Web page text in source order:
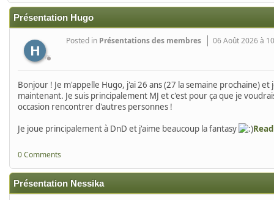
Présentation Hugo
H
Posted in Présentations des membres 06 Août 2026 à
Bonjour ! Je m'appelle Hugo, j'ai 26 ans (27 la semaine prochaine)
maintenant. Je suis principalement MJ et c'est pour ça que je
occasion rencontrer d'autres personnes !
Je joue principalement à DnD et j'aime beaucoup la fantasy
0 Comments
Présentation Nessika